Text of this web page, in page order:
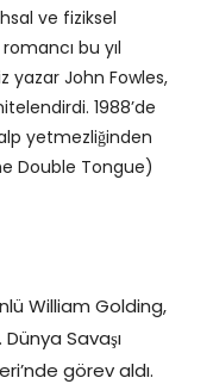
ve fiziksel
bu yıl
yazar John Fowles,
1988’de
yetmezliğinden
Double Tongue)
William Golding,
Dünya Savaşı
görev aldı.